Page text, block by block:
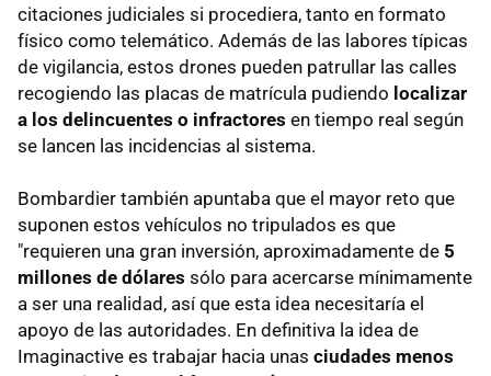
citaciones judiciales si procediera, tanto en formato
físico como telemático. Además de las labores típicas
de vigilancia, estos drones pueden patrullar las calles
recogiendo las placas de matrícula pudiendo localizar
a los delincuentes o infractores en tiempo real según
se lancen las incidencias al sistema.
Bombardier también apuntaba que el mayor reto que
suponen estos vehículos no tripulados es que
"requieren una gran inversión, aproximadamente de 5
millones de dólares sólo para acercarse mínimamente
a ser una realidad, así que esta idea necesitaría el
apoyo de las autoridades. En definitiva la idea de
Imaginactive es trabajar hacia unas ciudades menos